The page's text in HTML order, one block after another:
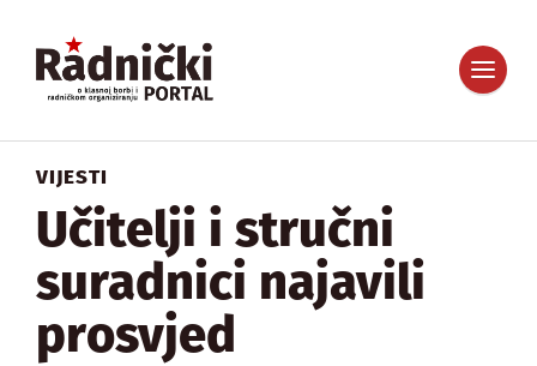
VIJESTI
Učitelji i stručni
suradnici najavili
prosvjed